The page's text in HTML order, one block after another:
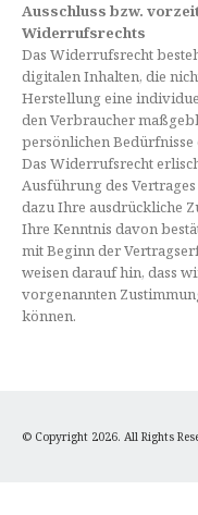
Ausschluss bzw.
Widerrufsrechts
Das Widerrufsrecht
digitalen Inhalten, die
Herstellung eine
den Verbraucher
persönlichen Bedürfnisse
Das Widerrufsrecht
Ausführung des
dazu Ihre ausdrückliche
Ihre Kenntnis davon
mit Beginn der
weisen darauf hin, dass
vorgenannten
können.
© Copyright 2026. All Rights